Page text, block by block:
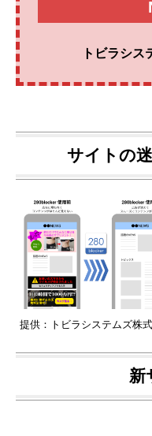
トビラシ
サイトの
提供：トビラシステムズ株
新